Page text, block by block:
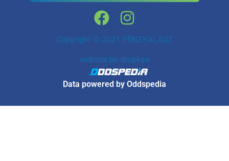
Copyright © 2021 PÉNZKALAUZ
website by dropkaa
Data powered by Oddspedia